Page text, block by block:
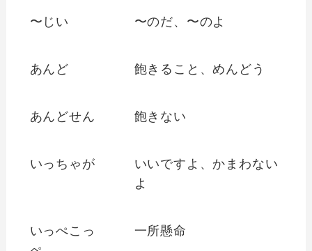
〜じい 〜のだ、〜のよ
あんど 飽きること、めんどう
あんどせん 飽きない
いっちゃが
いいですよ、かまわない
よ
いっぺこっ
一所懸命